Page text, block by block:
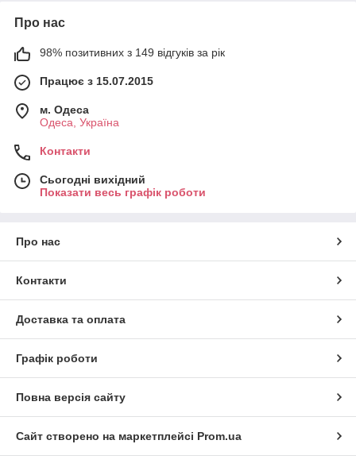
Про нас
98% позитивних з 149 відгуків за рік
Працює з 15.07.2015
м. Одеса
Одеса, Україна
Контакти
Сьогодні вихідний
Показати весь графік роботи
Про нас
Контакти
Доставка та оплата
Графік роботи
Повна версія сайту
Сайт створено на маркетплейсі Prom.ua